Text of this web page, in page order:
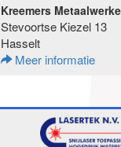
Kreemers
Stevoortse Kiezel 13
Hasselt
Meer informatie